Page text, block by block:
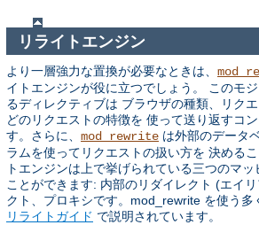
リライトエンジン
より一層強力な置換が必要なときは、
イトエンジンが役に立つでしょう。 このモ
るディレクティブは ブラウザの種類、リク
どのリクエストの特徴を 使って送り返すコ
す。さらに、 mod_rewrite は外部のデータ
ラムを使ってリクエストの扱い方を 決める
トエンジンは上で挙げられている三つのマ
ことができます: 内部のリダイレクト (エイ
クト、プロキシです。mod_rewrite を使う多
リライトガイド で説明されています。